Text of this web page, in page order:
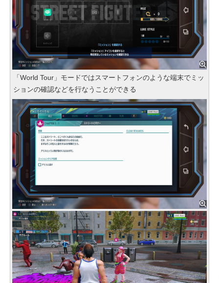
「World Tour」モードではスマートフォンのような端末でミッ
ションの確認などを行なうことができる